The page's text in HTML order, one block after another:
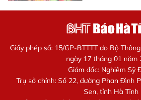
Giấy phép số: 15/GP-BTTTT do Bộ
ngày 17 tháng 01 năm
Giám đốc: Nghiêm Sỹ
Trụ sở chính: Số 22, đường Phan Đình
Sen, tỉnh Hà Tĩnh